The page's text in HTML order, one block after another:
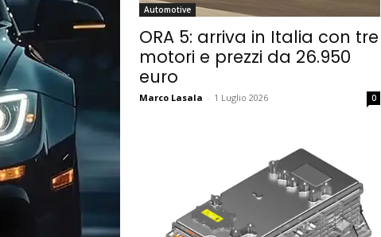
Automotive
ORA 5: arriva in Italia con tre
motori e prezzi da 26.950
euro
Marco Lasala - 1 Luglio 2026 0